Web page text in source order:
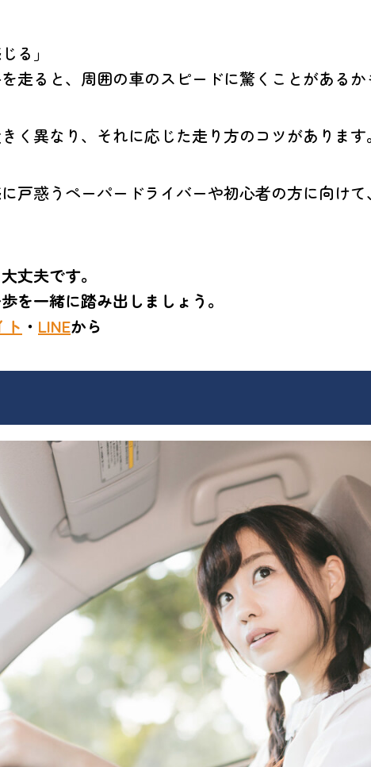
る」
走ると、周囲の車のスピードに驚くことがあるか
く異なり、それに応じた走り方のコツがあります。
戸惑うペーパードライバーや初心者の方に向け
丈夫です。
を一緒に踏み出しましょう。
ト ・ LINEから